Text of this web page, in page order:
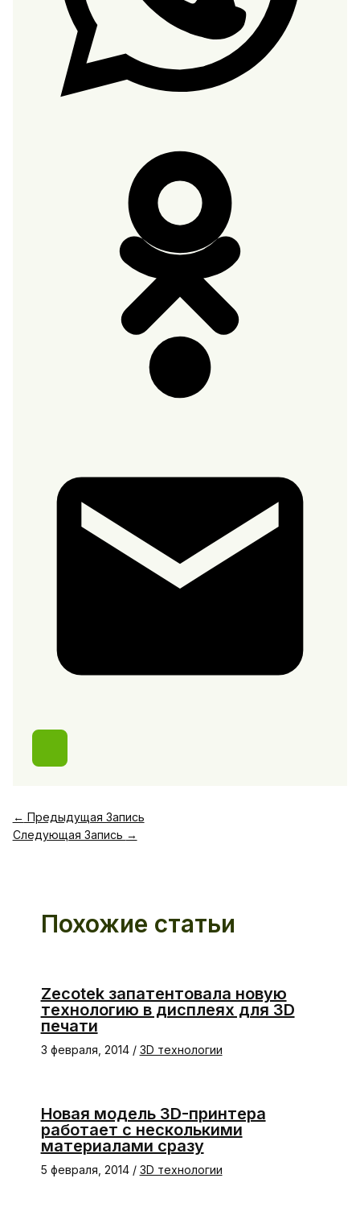
← Предыдущая Запись
Следующая Запись →
Похожие статьи
Zecotek запатентовала новую
технологию в дисплеях для 3D
печати
3 февраля, 2014 / 3D технологии
Новая модель 3D-принтера
работает с несколькими
материалами сразу
5 февраля, 2014 / 3D технологии